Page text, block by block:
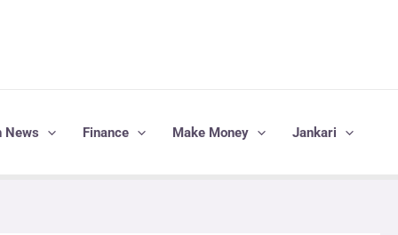
News Finance Make Money Jankari